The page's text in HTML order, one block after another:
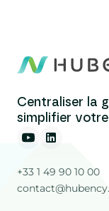
Centraliser la
simplifier
+33 1 49 90 10 00